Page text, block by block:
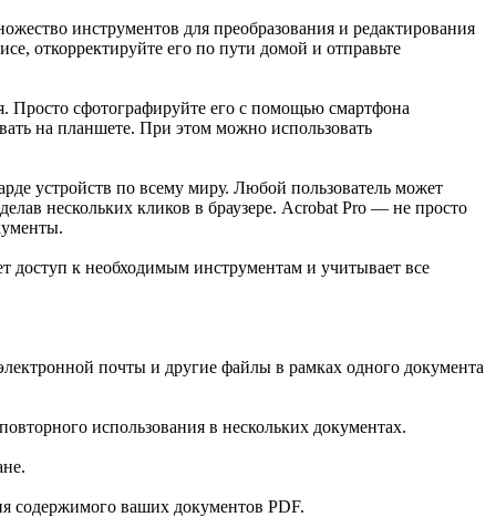
инструментов для преобразования и редактирования
откорректируйте его по пути домой и отправьте
Просто сфотографируйте его с помощью смартфона
на планшете. При этом можно использовать
устройств по всему миру. Любой пользователь может
нескольких кликов в браузере. Acrobat Pro — не просто
доступ к необходимым инструментам и учитывает все
почты и другие файлы в рамках одного документа
использования в нескольких документах.
содержимого ваших документов PDF.